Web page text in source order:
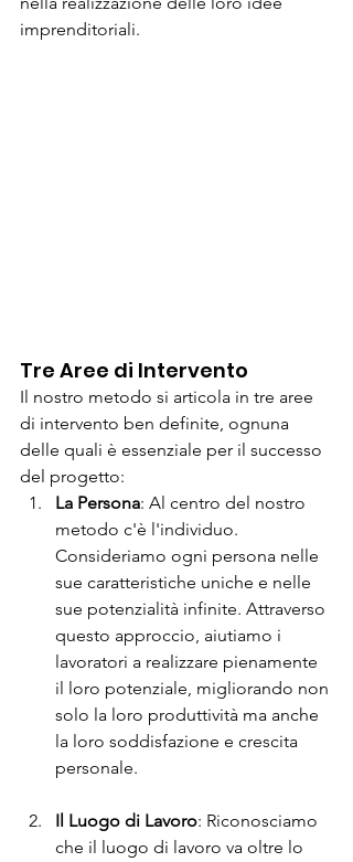
imprenditoriali.
Tre Aree di Intervento
Il nostro metodo si articola in tre aree
di intervento ben definite, ognuna
delle quali è essenziale per il successo
del progetto:
La Persona: Al centro del nostro
metodo c'è l'individuo.
Consideriamo ogni persona nelle
sue caratteristiche uniche e nelle
sue potenzialità infinite. Attraverso
questo approccio, aiutiamo i
lavoratori a realizzare pienamente
il loro potenziale, migliorando non
solo la loro produttività ma anche
la loro soddisfazione e crescita
personale.
Il Luogo di Lavoro: Riconosciamo
che il luogo di lavoro va oltre lo